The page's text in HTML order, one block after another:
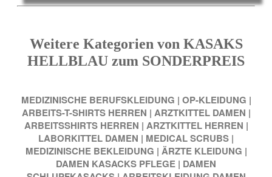
Weitere Kategorien von KASAKS
HELLBLAU zum SONDERPREIS
MEDIZINISCHE BERUFSKLEIDUNG | OP-KLEIDUNG |
ARBEITS-T-SHIRTS HERREN | ARZTKITTEL DAMEN |
ARBEITSSHIRTS HERREN | ARZTKITTEL HERREN |
LABORKITTEL DAMEN | MEDICAL SCRUBS |
MEDIZINISCHE BEKLEIDUNG | ÄRZTE KLEIDUNG |
DAMEN KASACKS PFLEGE | DAMEN